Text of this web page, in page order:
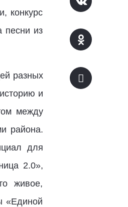
конкурс
песни из
разных
и
между
района.
для
2.0»,
живое,
«Единой